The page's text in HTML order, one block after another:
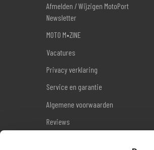
Afmelden / Wijzigen MotoPort
Newsletter
MOTO M•ZINE
Vacatures
Privacy verklaring
Service en garantie
Algemene voorwaarden
Reviews